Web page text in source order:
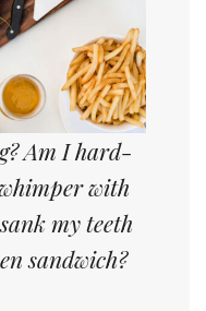
Am I hard-
with
my teeth
sandwich?